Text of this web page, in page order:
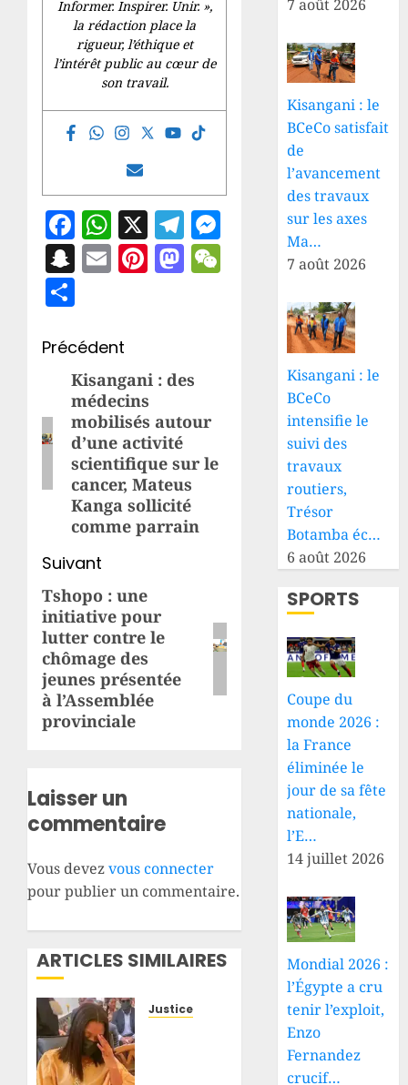
Informer. Inspirer. Unir.»,
la rédaction place la
rigueur, l’éthique et
l’intérêt public au cœur de
son travail.
Facebook
WhatsApp
X Telegram
Messenger
Snapchat
EmailPinterest
Mastodon
WeChat
Navigation
d’article
Précédent
Article
précédent:
Kisangani : des
médecins
mobilisés autour
d’une activité
scientifique sur le
cancer, Mateus
Kanga sollicité
comme parrain
Suivant
Article
suivant:
Tshopo : une
initiative pour
lutter contre le
chômage des
jeunes présentée
à l’Assemblée
provinciale
Laisser un
commentaire
Vous devezvous connecter
pour publier un commentaire.
ARTICLES SIMILAIRES
Justice
7 août 2026
Kisangani : le
BCeCo satisfait
de
l’avancement
des travaux
sur les axes
Ma…
7 août 2026
Kisangani : le
BCeCo
intensifie le
suivi des
travaux
routiers,
Trésor
Botamba éc…
6 août 2026
SPORTS
Coupe du
monde 2026 :
la France
éliminée le
jour de sa fête
nationale,
l’E…
14 juillet 2026
Mondial 2026 :
l’Égypte a cru
tenir l’exploit,
Enzo
Fernandez
crucif…